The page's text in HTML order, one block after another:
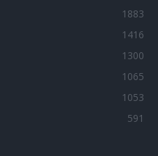
1883
1416
1300
1065
1053
591